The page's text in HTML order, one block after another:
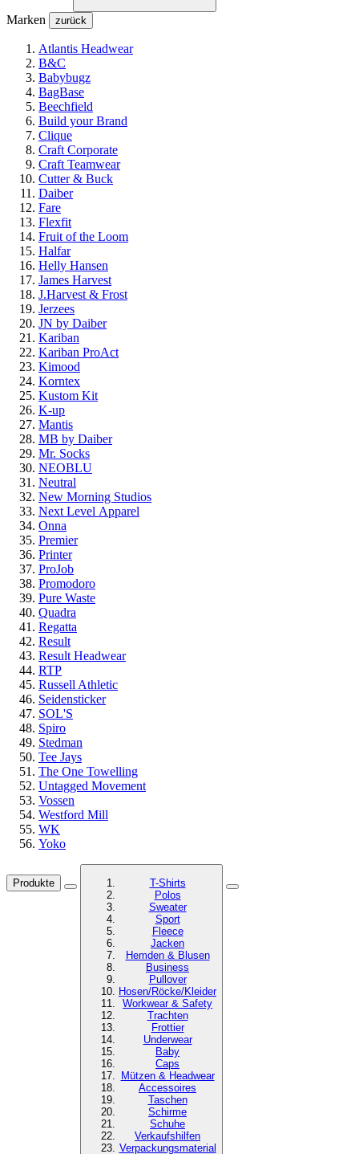
Marken zurück
Atlantis Headwear
B&C
Babybugz
BagBase
Beechfield
Build your Brand
Clique
Craft Corporate
Craft Teamwear
Cutter & Buck
Daiber
Fare
Flexfit
Fruit of the Loom
Halfar
Helly Hansen
James Harvest
J.Harvest & Frost
Jerzees
JN by Daiber
Kariban
Kariban ProAct
Kimood
Korntex
Kustom Kit
K-up
Mantis
MB by Daiber
Mr. Socks
NEOBLU
Neutral
New Morning Studios
Next Level Apparel
Onna
Premier
Printer
ProJob
Promodoro
Pure Waste
Quadra
Regatta
Result
Result Headwear
RTP
Russell Athletic
Seidensticker
SOL'S
Spiro
Stedman
Tee Jays
The One Towelling
Untagged Movement
Vossen
Westford Mill
WK
Yoko
Produkte
T-Shirts
Polos
Sweater
Sport
Fleece
Jacken
Hemden & Blusen
Business
Pullover
Hosen/Röcke/Kleider
Workwear & Safety
Trachten
Frottier
Underwear
Baby
Caps
Mützen & Headwear
Accessoires
Taschen
Schirme
Schuhe
Verkaufshilfen
Verpackungsmaterial